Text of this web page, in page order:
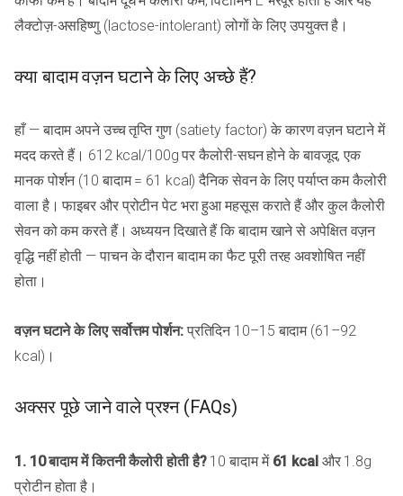
लैक्टोज़-असहिष्णु (lactose-intolerant) लोगों के लिए उपयुक्त है।
क्या बादाम वज़न घटाने के लिए अच्छे हैं?
हाँ — बादाम अपने उच्च तृप्ति गुण (satiety factor) के कारण वज़न घटाने में
मदद करते हैं। 612 kcal/100g पर कैलोरी-सघन होने के बावजूद, एक
मानक पोर्शन (10 बादाम = 61 kcal) दैनिक सेवन के लिए पर्याप्त कम कैलोरी
वाला है। फाइबर और प्रोटीन पेट भरा हुआ महसूस कराते हैं और कुल कैलोरी
सेवन को कम करते हैं। अध्ययन दिखाते हैं कि बादाम खाने से अपेक्षित वज़न
वृद्धि नहीं होती — पाचन के दौरान बादाम का फैट पूरी तरह अवशोषित नहीं
होता।
वज़न घटाने के लिए सर्वोत्तम पोर्शन:प्रतिदिन 10–15 बादाम (61–92
kcal)।
अक्सर पूछे जाने वाले प्रश्न (FAQs)
1. 10 बादाम में कितनी कैलोरी होती है?10 बादाम में 61 kcalऔर 1.8g
प्रोटीन होता है।